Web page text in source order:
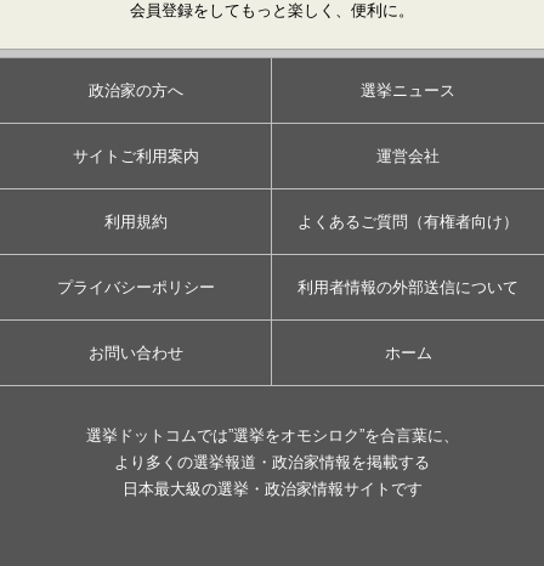
会員登録をしてもっと楽しく、便利に。
政治家の方へ 選挙ニュース
サイトご利用案内 運営会社
利用規約 よくあるご質問（有権者向け）
プライバシーポリシー 利用者情報の外部送信について
お問い合わせ ホーム
選挙ドットコムでは”選挙をオモシロク”を合言葉に、
より多くの選挙報道・政治家情報を掲載する
日本最大級の選挙・政治家情報サイトです